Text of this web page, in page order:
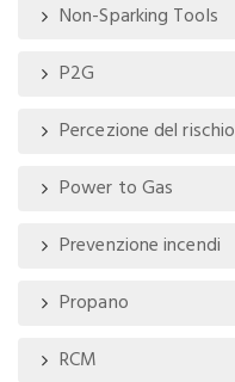
Non-Sparking Tools
P2G
Percezione del rischio
Power to Gas
Prevenzione incendi
Propano
RCM